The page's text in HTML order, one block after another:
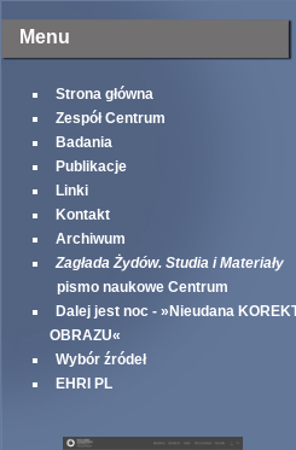
Menu
Strona główna
Zespół Centrum
Badania
Publikacje
Linki
Kontakt
Archiwum
Zagłada Żydów. Studia i Materiały
pismo naukowe Centrum
Dalej jest noc - »Nieudana
OBRAZU«
Wybór źródeł
EHRI PL